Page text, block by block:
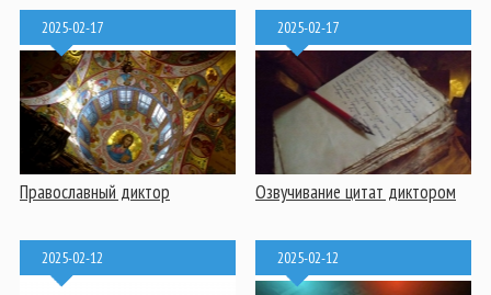
2025-02-17
Православный диктор
2025-02-17
Озвучивание цитат диктором
2025-02-12 2025-02-12